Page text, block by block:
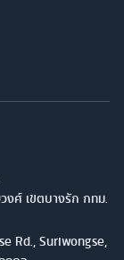
งศ์ เขตบางรัก กทม.
Rd., Suriwongse,